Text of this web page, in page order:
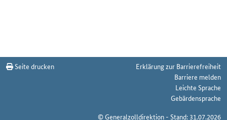
Seite drucken
Erklärung zur Barrierefreiheit
Barriere melden
Leichte Sprache
Gebärdensprache
© Generalzolldirektion - Stand: 31.07.2026